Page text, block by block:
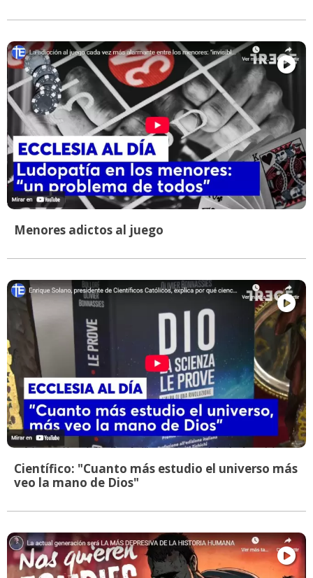
Menores adictos al juego
Científico: "Cuanto más estudio el universo más
veo la mano de Dios"